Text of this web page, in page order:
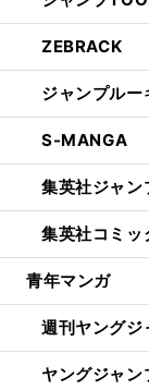
ZEBRACK
ジャンプルー
S-MANGA
集英社ジャン
集英社コミッ
青年マンガ
週刊ヤングジ
ヤングジャ